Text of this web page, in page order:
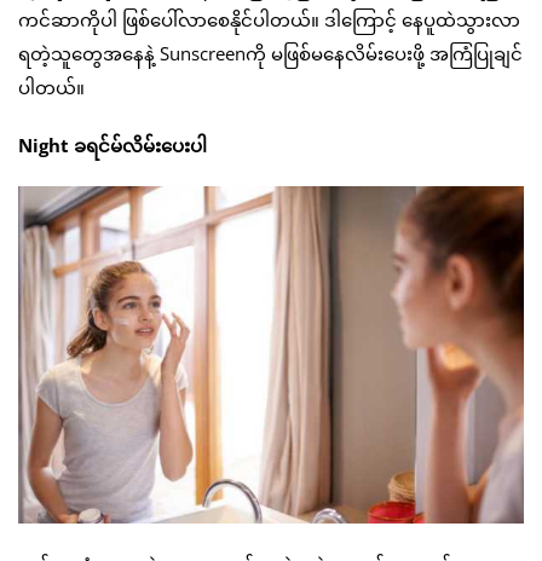
ကင်ဆာကိုပါ ဖြစ်ပေါ်လာစေနိုင်ပါတယ်။ ဒါကြောင့် နေပူထဲသွားလာ
ရတဲ့သူတွေအနေနဲ့ Sunscreenကို မဖြစ်မနေလိမ်းပေးဖို့ အကြံပြုချင်
ပါတယ်။
Night ခရင်မ်လိမ်းပေးပါ